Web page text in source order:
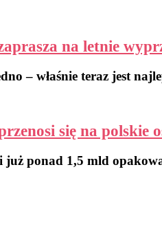
na letnie
– właśnie teraz jest
się na polskie
już ponad 1,5 mld